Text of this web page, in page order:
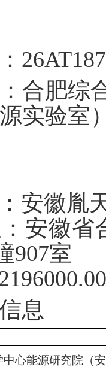
合肥综
实验室
安徽胤
安徽省
907室
息
心能源研究院（